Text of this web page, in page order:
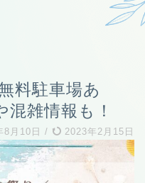
料駐車場あ
混雑情報も！
8月10日 / 2023年2月15日